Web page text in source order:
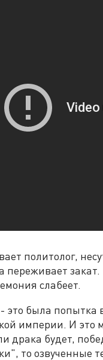
политолог,
переживает
слабеет.
была попытка
империи. И это
драка будет,
то озвученные